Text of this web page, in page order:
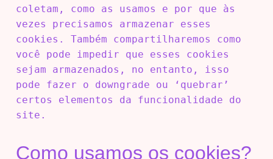
coletam, como as usamos e por que às
vezes precisamos armazenar esses
cookies. Também compartilharemos como
você pode impedir que esses cookies
sejam armazenados, no entanto, isso
pode fazer o downgrade ou ‘quebrar’
certos elementos da funcionalidade do
site.
Como usamos os cookies?